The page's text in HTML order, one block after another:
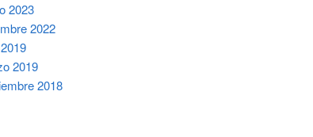
2023
2022
2019
2018